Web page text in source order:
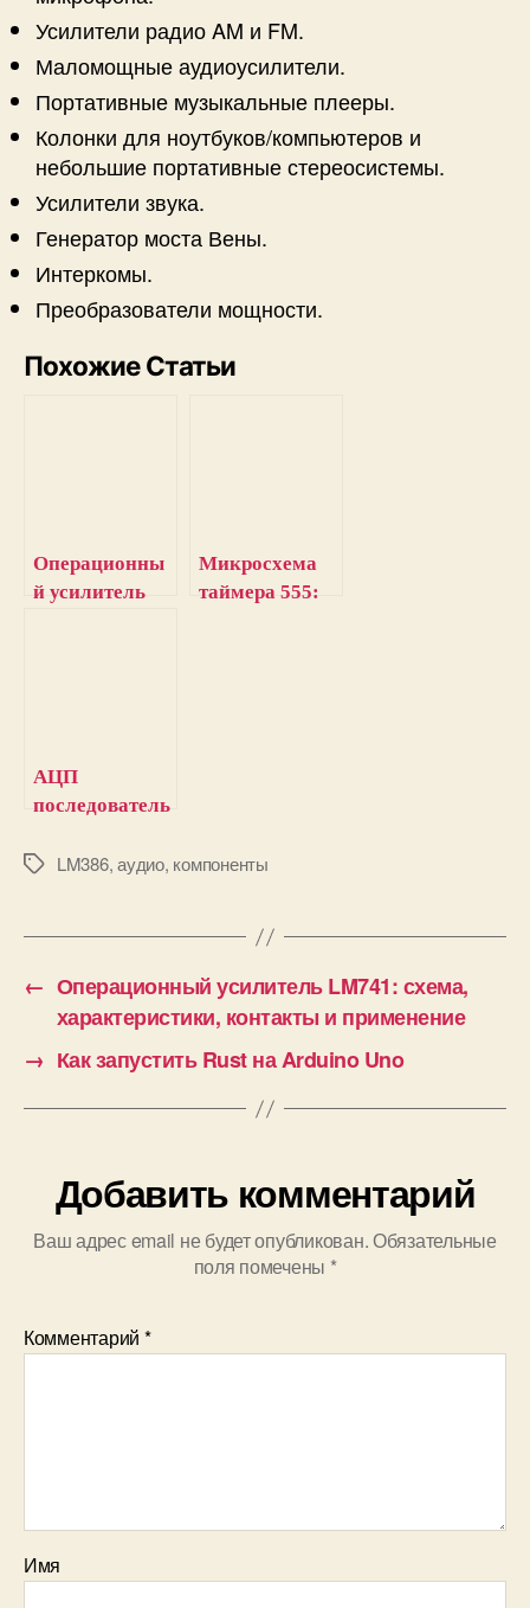
Усилители радио AM и FM.
Маломощные аудиоусилители.
Портативные музыкальные плееры.
Колонки для ноутбуков/компьютеров и
небольшие портативные стереосистемы.
Усилители звука.
Генератор моста Вены.
Интеркомы.
Преобразователи мощности.
Похожие Статьи
Операционны
й усилитель
Микросхема
таймера 555:
АЦП
последователь
приближения
применение
М
к
LM386,аудио, компоненты
← Операционный усилитель LM741: схема,
характеристики, контакты и применение
→ Как запустить Rust на Arduino Uno
Добавить комментарий
Ваш адрес email не будет опубликован.Обязательные
поля помечены *
Комментарий *
Имя